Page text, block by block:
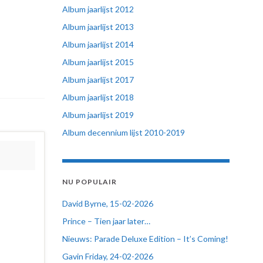
Album jaarlijst 2012
Album jaarlijst 2013
Album jaarlijst 2014
Album jaarlijst 2015
Album jaarlijst 2017
Album jaarlijst 2018
Album jaarlijst 2019
Album decennium lijst 2010-2019
NU POPULAIR
David Byrne, 15-02-2026
Prince – Tien jaar later…
Nieuws: Parade Deluxe Edition – It’s Coming!
Gavin Friday, 24-02-2026